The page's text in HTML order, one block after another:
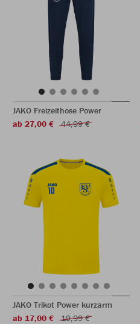
JAKO Freizeithose Power
ab 27,00 €
44,99 €
JAKO Trikot Power kurzarm
ab 17,00 €
19,99 €